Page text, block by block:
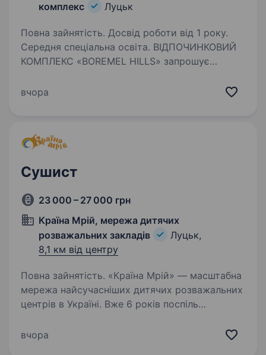
комплекс
Луцьк
Повна зайнятість. Досвід роботи від 1 року.
Середня спеціальна освіта. ВІДПОЧИНКОВИЙ
КОМПЛЕКС «BOREMEL HILLS» запрошує
ЦЕХУ Обов’язки: Приготування та видача
Комплексу…
вчора
Сушист
23 000 – 27 000 грн
Країна Мрій, мережа дитячих
розважальних закладів
Луцьк,
8,1 км від центру
Повна зайнятість. «Країна Мрій» — масштабна
мережа найсучасніших дитячих розважальних
центрів в Україні. Вже 6 років поспіль
професіоналізму та святкової атмосфери
вчора